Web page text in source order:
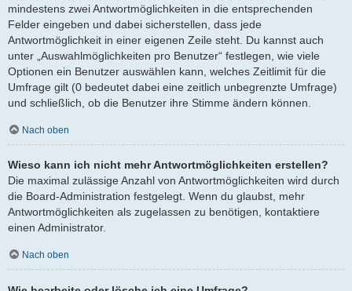
mindestens zwei Antwortmöglichkeiten in die entsprechenden
Felder eingeben und dabei sicherstellen, dass jede
Antwortmöglichkeit in einer eigenen Zeile steht. Du kannst auch
unter „Auswahlmöglichkeiten pro Benutzer“ festlegen, wie viele
Optionen ein Benutzer auswählen kann, welches Zeitlimit für die
Umfrage gilt (0 bedeutet dabei eine zeitlich unbegrenzte Umfrage)
und schließlich, ob die Benutzer ihre Stimme ändern können.
Nach oben
Wieso kann ich nicht mehr Antwortmöglichkeiten erstellen?
Die maximal zulässige Anzahl von Antwortmöglichkeiten wird durch
die Board-Administration festgelegt. Wenn du glaubst, mehr
Antwortmöglichkeiten als zugelassen zu benötigen, kontaktiere
einen Administrator.
Nach oben